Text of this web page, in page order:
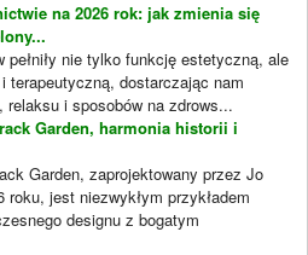
na 2026 rok: jak zmienia się
pełniły nie tylko funkcję estetyczną, ale
terapeutyczną, dostarczając nam
relaksu i sposobów na zdrows...
Garden, harmonia historii i
Garden, zaprojektowany przez Jo
roku, jest niezwykłym przykładem
designu z bogatym